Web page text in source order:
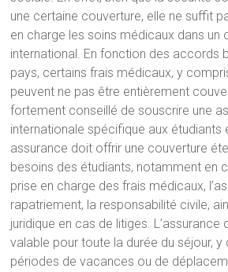
une certaine couverture, elle ne suffit
en charge les soins médicaux dans un
international. En fonction des accords
pays, certains frais médicaux, y
peuvent ne pas être entièrement
fortement conseillé de souscrire une
internationale spécifique aux étudiants
assurance doit offrir une couverture
besoins des étudiants, notamment en
prise en charge des frais médicaux,
rapatriement, la responsabilité civile,
juridique en cas de litiges.
valable pour toute la durée du séjour,
périodes de vacances ou de